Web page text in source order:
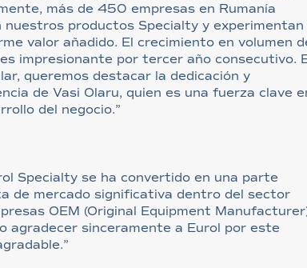
más de 450 empresas en Rumanía
nuestros productos Specialty y experimentan
valor añadido. El crecimiento en volumen
impresionante por tercer año consecutivo.
queremos destacar la dedicación y
de Vasi Olaru, quien es una fuerza clave
del negocio.”
Specialty se ha convertido en una parte
de mercado significativa dentro del sector
OEM (Original Equipment
agradecer sinceramente a Eurol por este